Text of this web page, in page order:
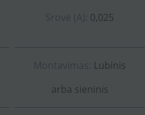
Srovė (A): 0,025
Montavimas: Lubinis
arba sieninis